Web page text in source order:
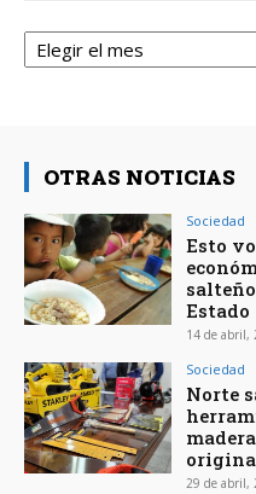
Archivos
OTRAS NOTICIAS
Sociedad
Esto
Estado
14 de abril,
Sociedad
Norte
29 de abril,